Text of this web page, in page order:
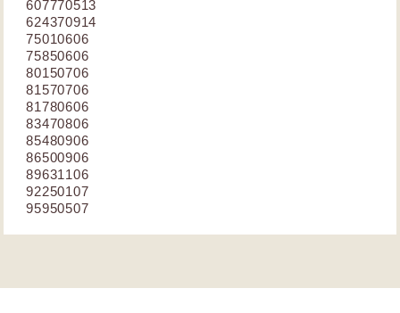
607770513
624370914
75010606
75850606
80150706
81570706
81780606
83470806
85480906
86500906
89631106
92250107
95950507